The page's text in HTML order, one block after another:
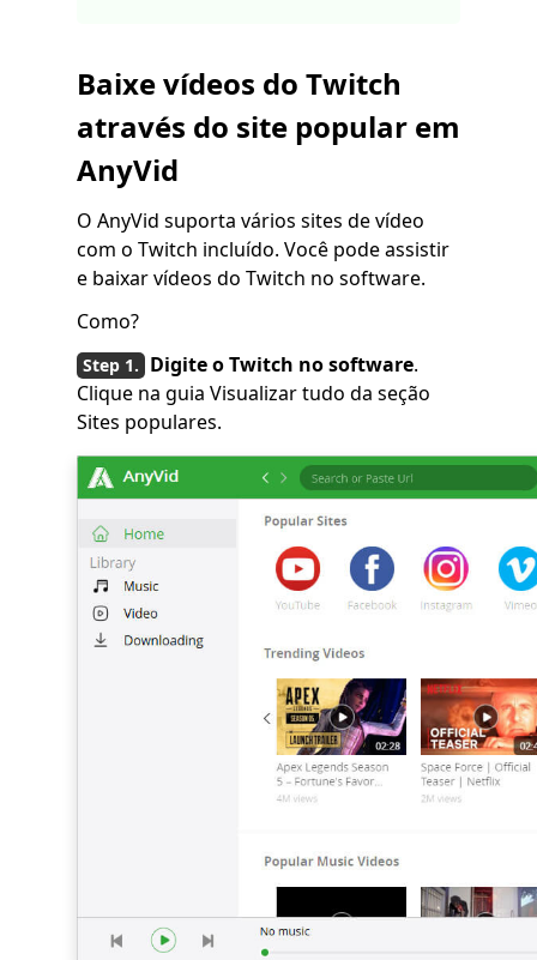
Baixe vídeos do Twitch
através do site popular em
AnyVid
O AnyVid suporta vários sites de vídeo
com o Twitch incluído. Você pode assistir
e baixar vídeos do Twitch no software.
Como?
Digite o Twitch no software.
Clique na guia Visualizar tudo da seção
Sites populares.